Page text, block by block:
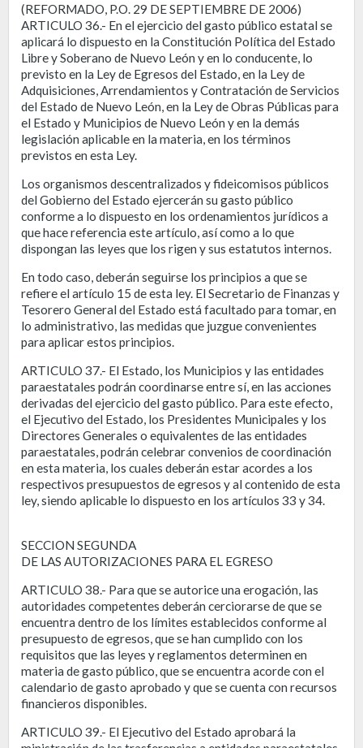
(REFORMADO, P.O. 29 DE SEPTIEMBRE DE 2006)
ARTICULO 36.- En el ejercicio del gasto público estatal se
aplicará lo dispuesto en la Constitución Política del Estado
Libre y Soberano de Nuevo León y en lo conducente, lo
previsto en la Ley de Egresos del Estado, en la Ley de
Adquisiciones, Arrendamientos y Contratación de Servicios
del Estado de Nuevo León, en la Ley de Obras Públicas para
el Estado y Municipios de Nuevo León y en la demás
legislación aplicable en la materia, en los términos
previstos en esta Ley.
Los organismos descentralizados y fideicomisos públicos
del Gobierno del Estado ejercerán su gasto público
conforme a lo dispuesto en los ordenamientos jurídicos a
que hace referencia este artículo, así como a lo que
dispongan las leyes que los rigen y sus estatutos internos.
En todo caso, deberán seguirse los principios a que se
refiere el artículo 15 de esta ley. El Secretario de Finanzas y
Tesorero General del Estado está facultado para tomar, en
lo administrativo, las medidas que juzgue convenientes
para aplicar estos principios.
ARTICULO 37.- El Estado, los Municipios y las entidades
paraestatales podrán coordinarse entre sí, en las acciones
derivadas del ejercicio del gasto público. Para este efecto,
el Ejecutivo del Estado, los Presidentes Municipales y los
Directores Generales o equivalentes de las entidades
paraestatales, podrán celebrar convenios de coordinación
en esta materia, los cuales deberán estar acordes a los
respectivos presupuestos de egresos y al contenido de esta
ley, siendo aplicable lo dispuesto en los artículos 33 y 34.
SECCION SEGUNDA
DE LAS AUTORIZACIONES PARA EL EGRESO
ARTICULO 38.- Para que se autorice una erogación, las
autoridades competentes deberán cerciorarse de que se
encuentra dentro de los límites establecidos conforme al
presupuesto de egresos, que se han cumplido con los
requisitos que las leyes y reglamentos determinen en
materia de gasto público, que se encuentra acorde con el
calendario de gasto aprobado y que se cuenta con recursos
financieros disponibles.
ARTICULO 39.- El Ejecutivo del Estado aprobará la